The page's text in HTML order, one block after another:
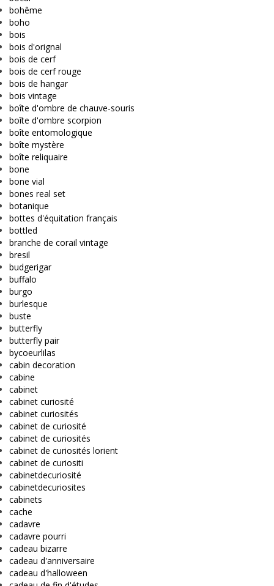
bohême
boho
bois
bois d'orignal
bois de cerf
bois de cerf rouge
bois de hangar
bois vintage
boîte d'ombre de chauve-souris
boîte d'ombre scorpion
boîte entomologique
boîte mystère
boîte reliquaire
bone
bone vial
bones real set
botanique
bottes d'équitation français
bottled
branche de corail vintage
bresil
budgerigar
buffalo
burgo
burlesque
buste
butterfly
butterfly pair
bycoeurlilas
cabin decoration
cabine
cabinet
cabinet curiosité
cabinet curiosités
cabinet de curiosité
cabinet de curiosités
cabinet de curiosités lorient
cabinet de curiositi
cabinetdecuriosité
cabinetdecuriosites
cabinets
cache
cadavre
cadavre pourri
cadeau bizarre
cadeau d'anniversaire
cadeau d'halloween